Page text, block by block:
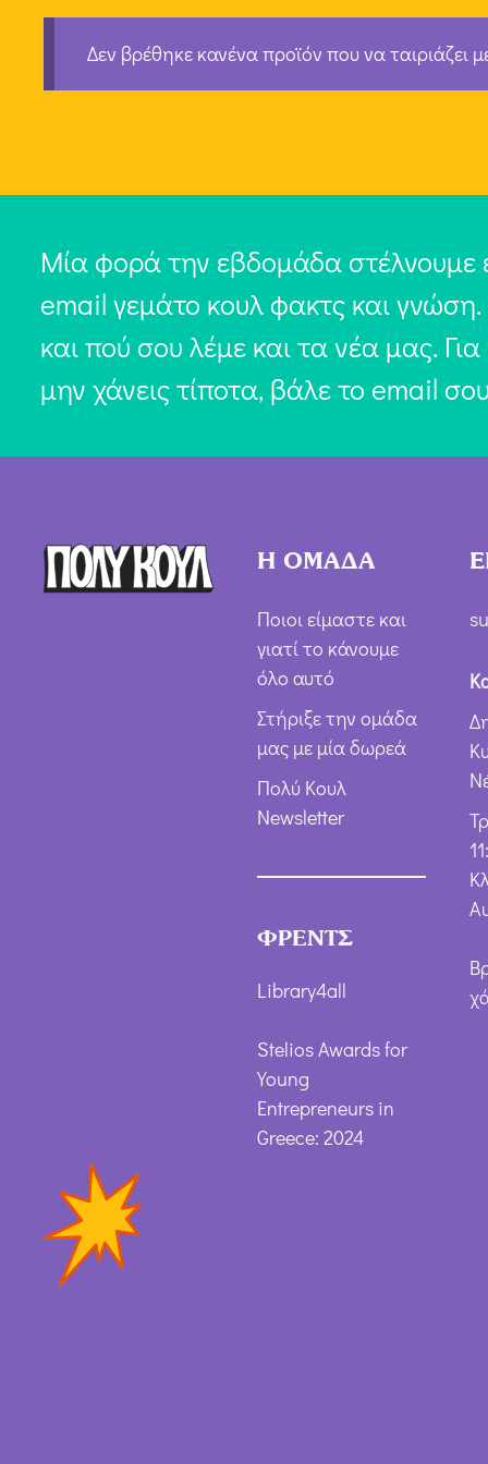
Δεν βρέθηκε κανένα προϊόν που να ταιριάζει
Μία φορά την εβδομάδα στέλνουμε
email γεμάτο κουλ φακτς και
και πού σου λέμε και τα νέα μας.
μην χάνεις τίποτα, βάλε το email
Η ΟΜΑΔΑ
Ποιοι είμαστε και
γιατί το κάνουμε
όλο αυτό
Στήριξε την ομάδα
μας με μία δωρεά
Πολύ Κουλ
Newsletter
ΦΡΕΝΤΣ
Library4all
Stelios Awards for
Young
Entrepreneurs in
Greece: 2024